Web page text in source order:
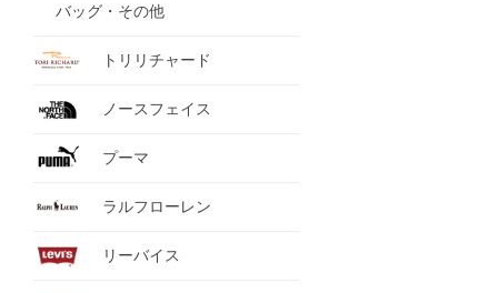
バッグ・その他
トリリチャード
ノースフェイス
プーマ
ラルフローレン
リーバイス